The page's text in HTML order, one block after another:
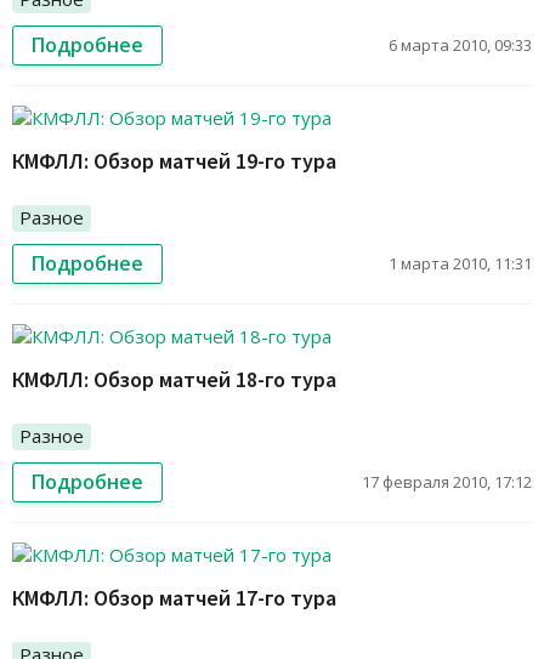
Подробнее 6 марта 2010, 09:33
КМФЛЛ: Обзор матчей 19-го тура
Разное
Подробнее 1 марта 2010, 11:31
КМФЛЛ: Обзор матчей 18-го тура
Разное
Подробнее 17 февраля 2010, 17:12
КМФЛЛ: Обзор матчей 17-го тура
Разное